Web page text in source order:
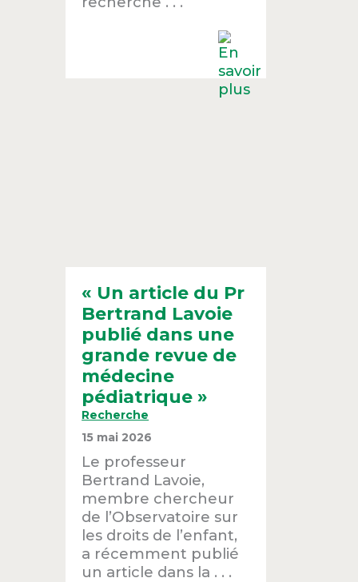
« Un article du Pr
Bertrand Lavoie
publié dans une
grande revue de
médecine
pédiatrique »
Recherche
15 mai 2026
Le professeur
Bertrand Lavoie,
membre chercheur
de l’Observatoire sur
les droits de l’enfant,
a récemment publié
un article dans la . . .